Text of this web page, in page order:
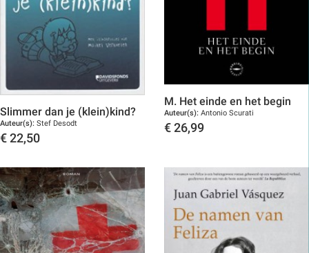
Slimmer dan je (klein)kind?
Auteur(s): Stef Desodt
€ 22,50
M. Het einde en het begin
Auteur(s): Antonio Scurati
€ 26,99